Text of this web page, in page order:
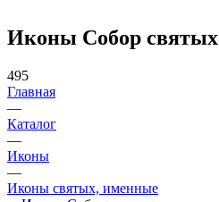
Иконы Собор святых
495
Главная
—
Каталог
—
Иконы
—
Иконы святых, именные